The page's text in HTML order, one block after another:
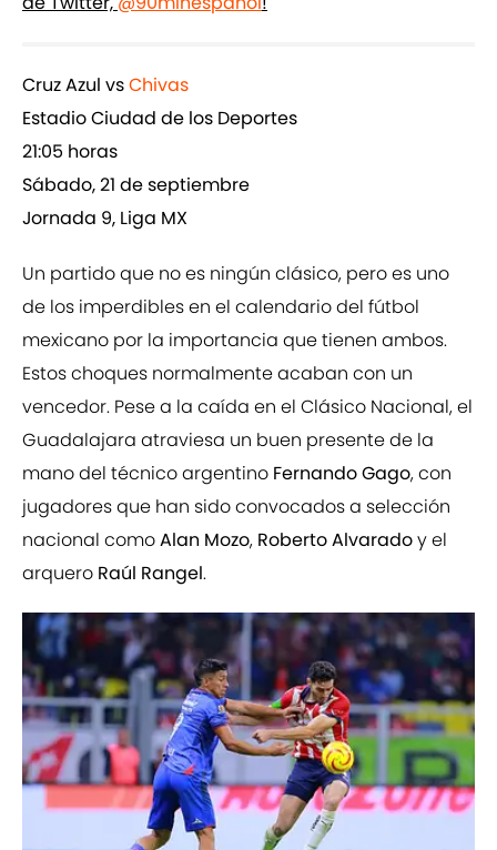
Cruz Azul vsChivas
Estadio Ciudad de los Deportes
21:05 horas
Sábado, 21 de septiembre
Jornada 9, Liga MX
Un partido que no es ningún clásico, pero es uno
de los imperdibles en el calendario del fútbol
mexicano por la importancia que tienen ambos.
Estos choques normalmente acaban con un
vencedor. Pese a la caída en el Clásico Nacional, el
Guadalajara atraviesa un buen presente de la
mano del técnico argentino Fernando Gago, con
jugadores que han sido convocados a selección
nacional comoAlan Mozo, Roberto Alvaradoy el
arquero Raúl Rangel.